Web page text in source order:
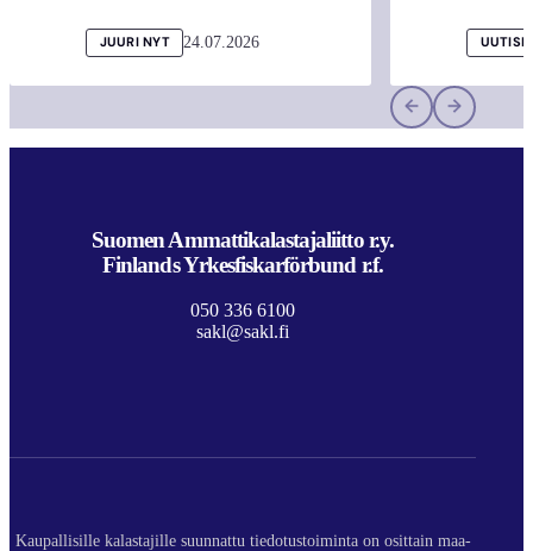
JUURI NYT 24.07.2026
Suomen Ammattikalastajaliitto r.y.
Finlands Yrkesfiskarförbund r.f.
050 336 6100
sakl@sakl.fi
Kaupallisille kalastajille suunnattu tiedotustoiminta on osittain maa-